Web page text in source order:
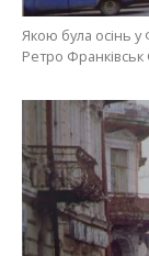
Якою була осінь у
Ретро